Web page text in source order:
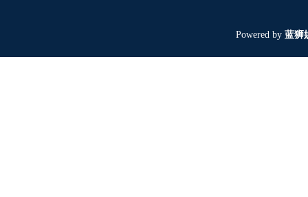
Powered by 蓝狮